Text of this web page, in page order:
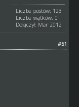
Liczba postów: 123
Liczba wątków: 0
Dołączył: Mar 2012
#51